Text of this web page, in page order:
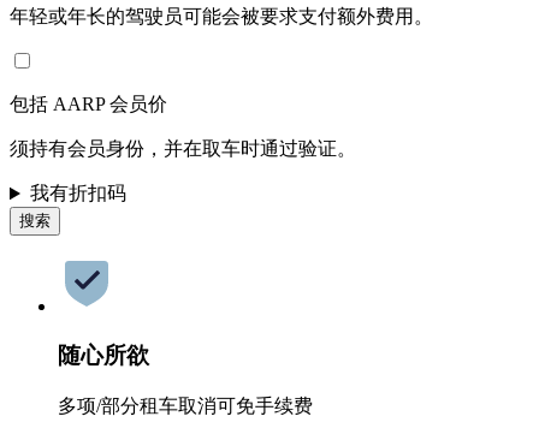
年轻或年长的驾驶员可能会被要求支付额外费用。
包括 AARP 会员价
须持有会员身份，并在取车时通过验证。
我有折扣码
搜索
随心所欲
多项/部分租车取消可免手续费